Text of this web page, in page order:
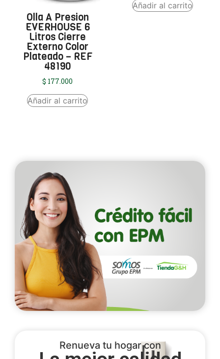
Olla A Presion
EVERHOUSE 6
Litros Cierre
Externo Color
Plateado – REF
48190
$ 177.000
Añadir al carrito
Añadir al carrito
Renueva tu hogar con